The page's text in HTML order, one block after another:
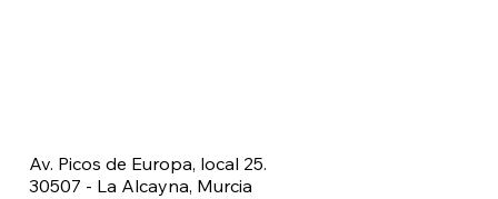
Av. Picos de Europa, local 25.
30507 - La Alcayna, Murcia